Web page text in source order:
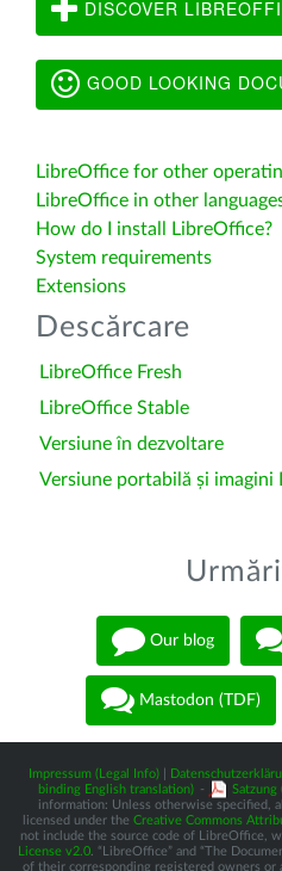
DISCOVER
GOOD LOOKING
LibreOffice for other
LibreOffice in other
How do I install LibreOffice?
System requirements
Extensions
Descărcare
LibreOffice Fresh
LibreOffice Stable
Versiune în dezvoltare
Versiune portabilă și imagini
Our blog
Mastodon (TDF)
Impressum (Legal Info)
binding English translation) - Satzung
information: Unless otherwise specified,
licensed under the Creative Commons
not include the source code of LibreOffice,
License v2.0 . “LibreOffice” and “The
of their corresponding registered owners or